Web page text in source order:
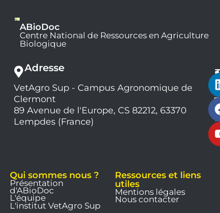
ABioDoc
Centre National de Ressources en Agriculture
Biologique
Adresse
VetAgro Sup - Campus Agronomique de
Clermont
89 Avenue de l'Europe, CS 82212, 63370
Lempdes (France)
Qui sommes nous ?
Présentation
d'ABioDoc
L'équipe
L'institut VetAgro Sup
Ressources et liens
utiles
Mentions légales
Nous contacter